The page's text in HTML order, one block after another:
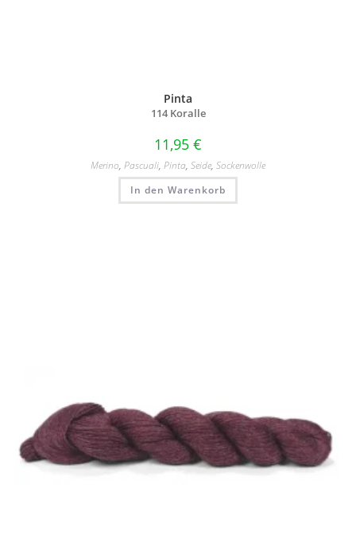
Pinta
114 Koralle
11,95 €
Merino, Pascuali, Pinta, Seide, Sockenwolle
In den Warenkorb